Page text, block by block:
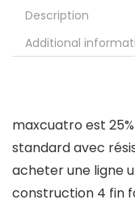
Description
Additional
maxcuatro est
standard avec
acheter une ligne
construction 4 fin